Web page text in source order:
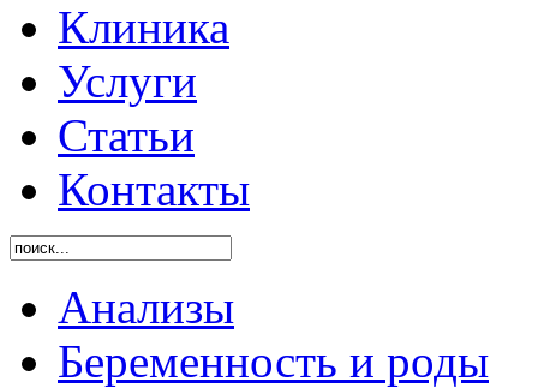
Клиника
Услуги
Статьи
Контакты
Анализы
Беременность и роды